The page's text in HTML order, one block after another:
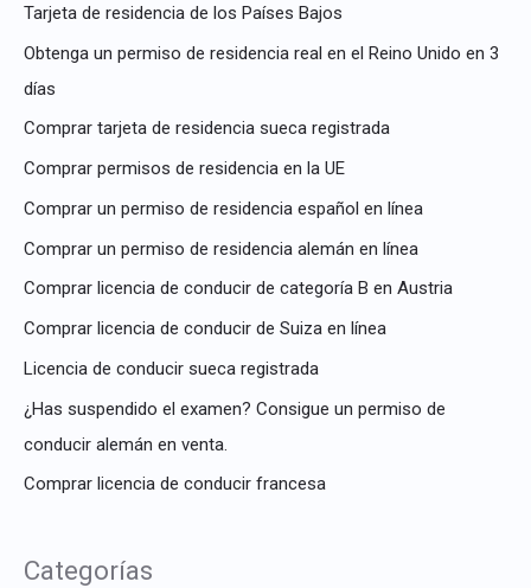
Tarjeta de residencia de los Países Bajos
Obtenga un permiso de residencia real en el Reino Unido en 3
días
Comprar tarjeta de residencia sueca registrada
Comprar permisos de residencia en la UE
Comprar un permiso de residencia español en línea
Comprar un permiso de residencia alemán en línea
Comprar licencia de conducir de categoría B en Austria
Comprar licencia de conducir de Suiza en línea
Licencia de conducir sueca registrada
¿Has suspendido el examen? Consigue un permiso de
conducir alemán en venta.
Comprar licencia de conducir francesa
Categorías